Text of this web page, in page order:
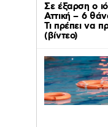
Σε έξαρση ο
Αττική – 6
Τι πρέπει να
(βίντεο)